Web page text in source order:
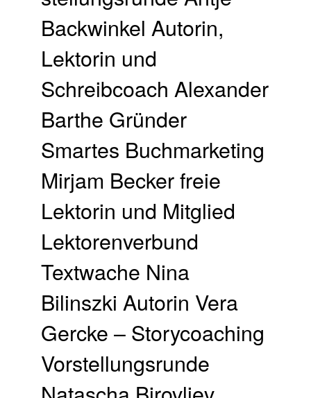
Backwinkel Autorin,
Lektorin und
Schreibcoach Alexander
Barthe Gründer
Smartes Buchmarketing
Mirjam Becker freie
Lektorin und Mitglied
Lektorenverbund
Textwache Nina
Bilinszki Autorin Vera
Gercke – Storycoaching
Vorstellungsrunde